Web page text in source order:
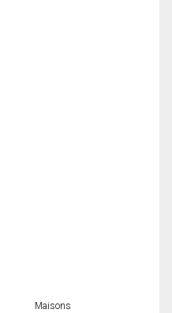
Maisons